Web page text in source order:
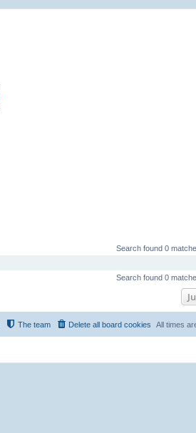
Search found 0
Search found 0
All times
Delete all board cookies
The team